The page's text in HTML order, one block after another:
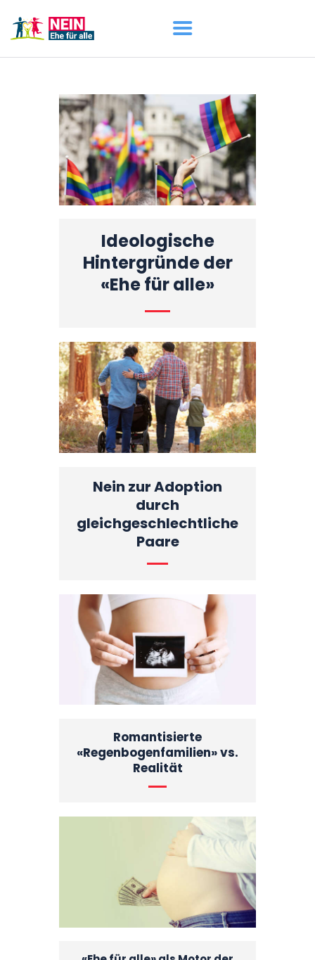
START
AKTUELL
DARUM GEHT ES
ÜBER UNS
DOWNLOADS
Ideologische
Hintergründe der
«Ehe für alle»
Nein zur Adoption
durch
gleichgeschlechtliche
Paare
Romantisierte
«Regenbogenfamilien» vs.
Realität